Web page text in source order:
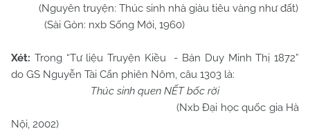
(Nguyên truyện: Thúc sinh nhà giàu tiêu vàng như đất)
(Sài Gòn: nxb Sống Mới, 1960)
Xét: Trong “Tư liệu Truyện Kiều - Bản Duy Minh Thị 1872”
do GS Nguyễn Tài Cẩn phiên Nôm, câu 1303 là:
Thúc sinh quen NẾT bốc rời
(Nxb Đại học quốc gia Hà
Nội, 2002)